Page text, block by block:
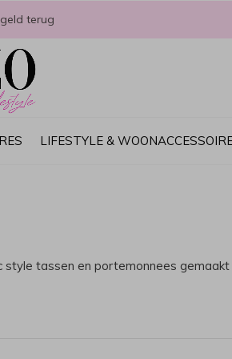
LIFESTYLE &
terug
style tassen en portemonnees